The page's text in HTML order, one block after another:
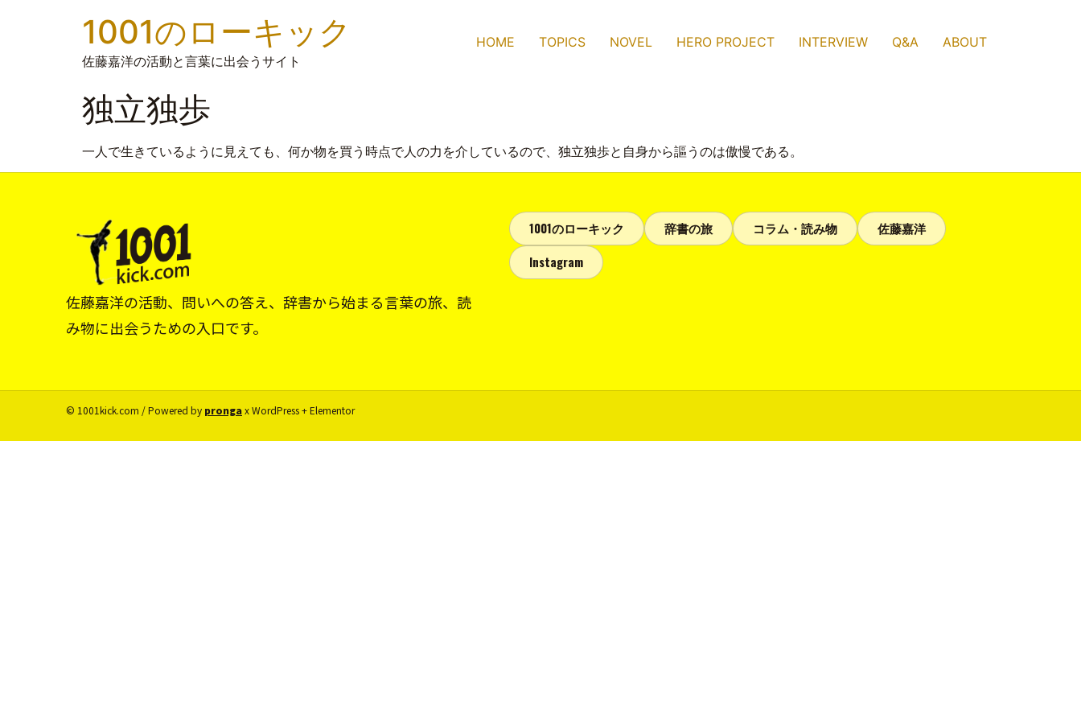
1001のローキック
佐藤嘉洋の活動と言葉に出会うサイト
HOME TOPICS NOVEL HERO PROJECT INTERVIEW Q&A ABOUT
独立独歩
一人で生きているように見えても、何か物を買う時点で人の力を介しているので、独立独歩と自身から謳うのは傲慢である。
佐藤嘉洋の活動、問いへの答え、辞書から始まる言葉の旅、読
み物に出会うための入口です。
1001のローキック 辞書の旅 コラム・読み物
佐藤嘉洋
Instagram
© 1001kick.com / Powered by prongax WordPress + Elementor